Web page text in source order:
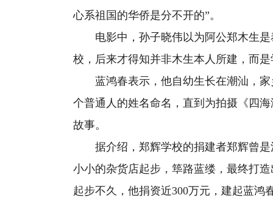
心系祖国的华侨是分不开的”。
电影中，孙子晓伟以为阿公郑木生是
校，后来才得知并非木生本人所建，而
蓝鸿春表示，他自幼生长在潮汕，家
个普通人的姓名命名，直到为拍摄《四
故事。
据介绍，郑辉学校的捐建者郑辉曾是
小小的杂货店起步，筚路蓝缕，最终打
起步不久，他捐资近300万元，建起蓝